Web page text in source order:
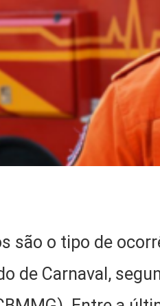
são o tipo de
de Carnaval,